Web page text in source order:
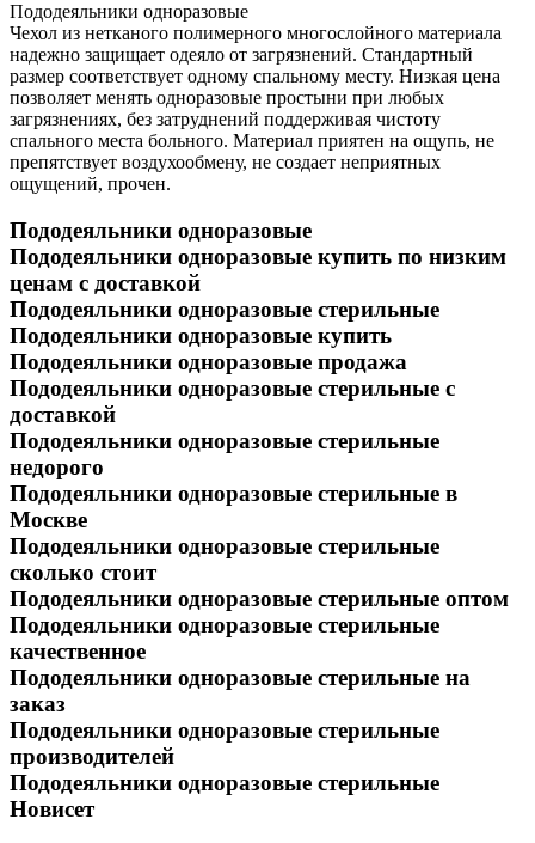
Пододеяльники одноразовые
Чехол из нетканого полимерного многослойного материала
надежно защищает одеяло от загрязнений. Стандартный
размер соответствует одному спальному месту. Низкая цена
позволяет менять одноразовые простыни при любых
загрязнениях, без затруднений поддерживая чистоту
спального места больного. Материал приятен на ощупь, не
препятствует воздухообмену, не создает неприятных
ощущений, прочен.
Пододеяльники одноразовые
Пододеяльники одноразовые купить по низким
ценам с доставкой
Пододеяльники одноразовые стерильные
Пододеяльники одноразовые купить
Пододеяльники одноразовые продажа
Пододеяльники одноразовые стерильные с
доставкой
Пододеяльники одноразовые стерильные
недорого
Пододеяльники одноразовые стерильные в
Москве
Пододеяльники одноразовые стерильные
сколько стоит
Пододеяльники одноразовые стерильные оптом
Пододеяльники одноразовые стерильные
качественное
Пододеяльники одноразовые стерильные на
заказ
Пододеяльники одноразовые стерильные
производителей
Пододеяльники одноразовые стерильные
Новисет